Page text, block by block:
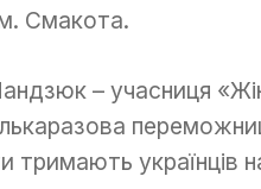
Смакота.
– учасниця
тримають українців